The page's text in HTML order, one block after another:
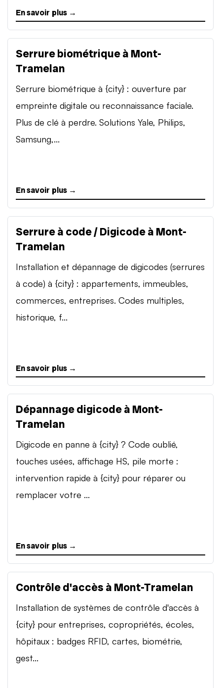
En savoir plus →
Serrure biométrique à Mont-
Tramelan
Serrure biométrique à {city} : ouverture par
empreinte digitale ou reconnaissance faciale.
Plus de clé à perdre. Solutions Yale, Philips,
Samsung,...
En savoir plus →
Serrure à code / Digicode à Mont-
Tramelan
Installation et dépannage de digicodes (serrures
à code) à {city} : appartements, immeubles,
commerces, entreprises. Codes multiples,
historique, f...
En savoir plus →
Dépannage digicode à Mont-
Tramelan
Digicode en panne à {city} ? Code oublié,
touches usées, affichage HS, pile morte :
intervention rapide à {city} pour réparer ou
remplacer votre ...
En savoir plus →
Contrôle d'accès à Mont-Tramelan
Installation de systèmes de contrôle d'accès à
{city} pour entreprises, copropriétés, écoles,
hôpitaux : badges RFID, cartes, biométrie,
gest...